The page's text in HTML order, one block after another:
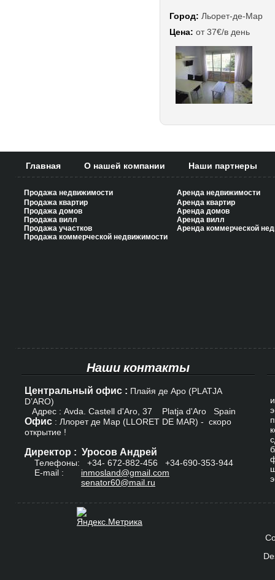
Город: Льорет-де-Мар
Цена: от 37€/в день
Главная О нашей компании Наши партнеры
Продажа недвижимости
Продажа квартир
Продажа домов
Продажа вилл
Продажа участков
Продажа коммерческой недвижимости
Аренда недвижимости
Аренда квартир
Аренда домов
Аренда вилл
Аренда коммерческой
Наши контакты
Центральный офис : Плайя де Аро (PLATJA
D’ARO)
Адрес : Avda. Castell d'Aro, 37 Platja d'Aro Spain
Офис : Ллорет де Мар (LLORET DE MAR) - скоро
открытие !
Директор : Уросов Андрей
Телефоны: +34- 672-882-456
+34-690-353-944
E-mail : inmosland@gmail.com
senator60@mail.ru